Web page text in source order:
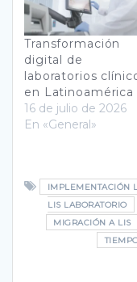
Transformación
digital de
laboratorios
en Latinoamérica
16 de julio de 2026
En «General»
IMPLEMENTACIÓN
LIS LABORATORIO
MIGRACIÓN A LIS